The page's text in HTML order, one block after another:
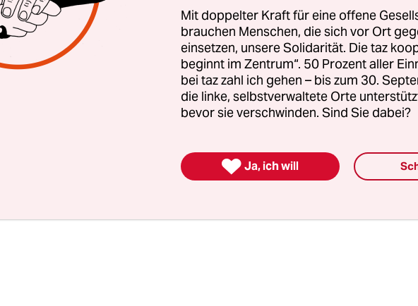
2010 versucht, das Verkehrsnetz an neuralgischen Stellen zu
entschärfen. Für Radler wird ein 150 Kilometer umfassendes
wichtigen Radwegen freigehalten. Dazu kommen die
Hauptverkehrsstraßen, die mit der Hauptfahrbahn geräumt
Mit doppelter Kraft für eine offene
brauchen Menschen, die sich vor Ort
einsetzen, unsere Solidarität. Die taz
beginnt im Zentrum“. 50 Prozent aller
bei taz zahl ich gehen – bis zum 30.
die linke, selbstverwaltete Orte
bevor sie verschwinden. Sind Sie dabei?
 Ja, ich will